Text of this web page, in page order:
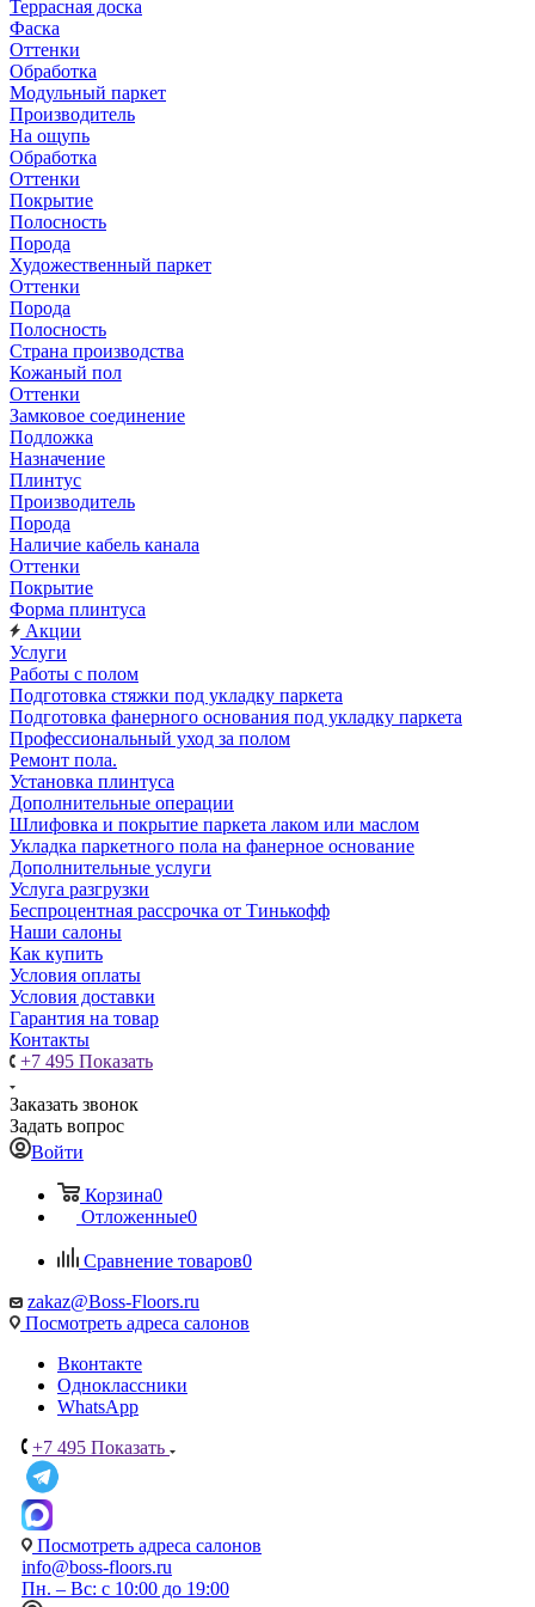
Террасная доска
Фаска
Оттенки
Обработка
Модульный паркет
Производитель
На ощупь
Обработка
Оттенки
Покрытие
Полосность
Порода
Художественный паркет
Оттенки
Порода
Полосность
Страна производства
Кожаный пол
Оттенки
Замковое соединение
Подложка
Назначение
Плинтус
Производитель
Порода
Наличие кабель канала
Оттенки
Покрытие
Форма плинтуса
Акции
Услуги
Работы с полом
Подготовка стяжки под укладку паркета
Подготовка фанерного основания под укладку паркета
Профессиональный уход за полом
Ремонт пола.
Установка плинтуса
Дополнительные операции
Шлифовка и покрытие паркета лаком или маслом
Укладка паркетного пола на фанерное основание
Дополнительные услуги
Услуга разгрузки
Беспроцентная рассрочка от Тинькофф
Наши салоны
Как купить
Условия оплаты
Условия доставки
Гарантия на товар
Контакты
+7 495 Показать
Заказать звонок
Задать вопрос
Войти
Корзина0
Отложенные0
Сравнение товаров0
zakaz@Boss-Floors.ru
Посмотреть адреса салонов
Вконтакте
Одноклассники
WhatsApp
+7 495 Показать
Посмотреть адреса салонов
info@boss-floors.ru
Пн. – Вс: с 10:00 до 19:00